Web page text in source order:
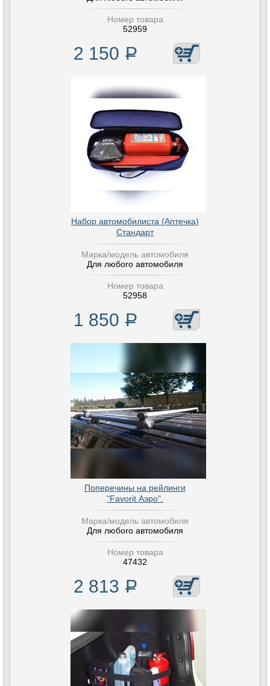
Номер товара
52959
2 150 Р
Набор автомобилиста (Аптечка)
Стандарт
Марка/модель автомобиля
Для любого автомобиля
Номер товара
52958
1 850 Р
Поперечины на рейлинги
"Favorit Аэро".
Марка/модель автомобиля
Для любого автомобиля
Номер товара
47432
2 813 Р